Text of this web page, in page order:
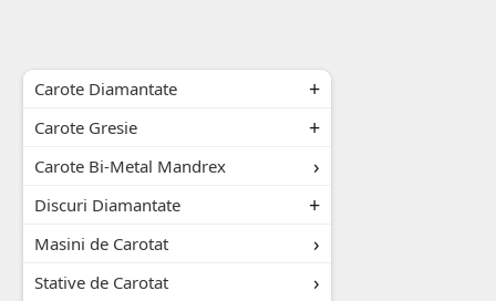
Carote Diamantate
Carote Gresie
Carote Bi-Metal Mandrex
Discuri Diamantate
Masini de Carotat
Stative de Carotat